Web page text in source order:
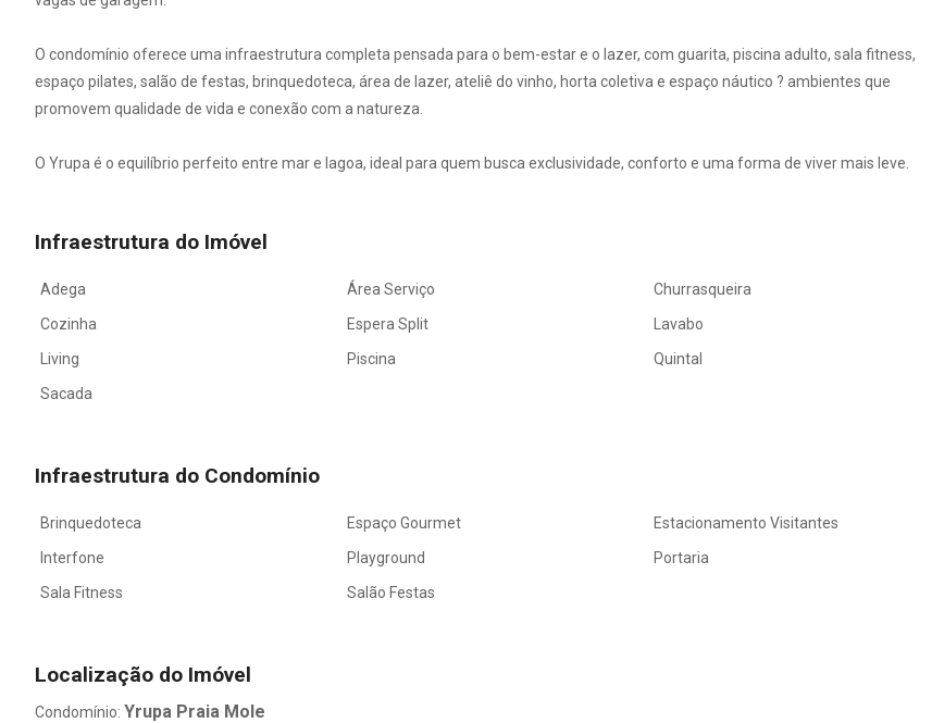
O condomínio oferece uma infraestrutura completa pensada para o bem-estar e o lazer, com guarita, piscina adulto, sala fitness,
espaço pilates, salão de festas, brinquedoteca, área de lazer, ateliê do vinho, horta coletiva e espaço náutico ? ambientes que
promovem qualidade de vida e conexão com a natureza.
O Yrupa é o equilíbrio perfeito entre mar e lagoa, ideal para quem busca exclusividade, conforto e uma forma de viver mais leve.
Infraestrutura do Imóvel
Adega Área Serviço
Churrasqueira
Cozinha
Espera Split
Lavabo
Living
Piscina
Quintal
Sacada
Infraestrutura do Condomínio
Brinquedoteca Espaço Gourmet
Estacionamento Visitantes
Interfone
Playground
Portaria
Sala Fitness
Salão Festas
Localização do Imóvel
Condomínio: Yrupa Praia Mole